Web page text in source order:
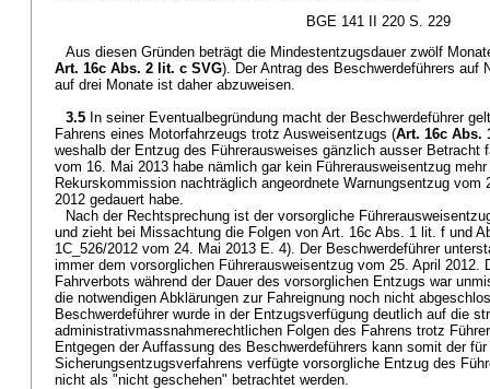
BGE 141 II 220 S. 229
Aus diesen Gründen beträgt die Mindestentzugsdauer zwölf
Art. 16c Abs. 2 lit. c SVG). Der Antrag des Beschwerdeführers auf
auf drei Monate ist daher abzuweisen.
3.5 In seiner Eventualbegründung macht der Beschwerdeführer
Fahrens eines Motorfahrzeugs trotz Ausweisentzugs (Art. 16c Abs.
weshalb der Entzug des Führerausweises gänzlich ausser Betracht
vom 16. Mai 2013 habe nämlich gar kein Führerausweisentzug
Rekurskommission nachträglich angeordnete Warnungsentzug vom
2012 gedauert habe.
Nach der Rechtsprechung ist der vorsorgliche
und zieht bei Missachtung die Folgen von Art. 16c Abs. 1 lit. f und
1C_526/2012 vom 24. Mai 2013 E. 4). Der Beschwerdeführer
immer dem vorsorglichen Führerausweisentzug vom 25. April 2012.
Fahrverbots während der Dauer des vorsorglichen Entzugs war
die notwendigen Abklärungen zur Fahreignung noch nicht
Beschwerdeführer wurde in der Entzugsverfügung deutlich auf die
administrativmassnahmerechtlichen Folgen des Fahrens trotz
Entgegen der Auffassung des Beschwerdeführers kann somit der
Sicherungsentzugsverfahrens verfügte vorsorgliche Entzug des
nicht als "nicht geschehen" betrachtet werden.